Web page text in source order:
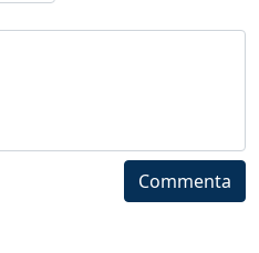
Commenta